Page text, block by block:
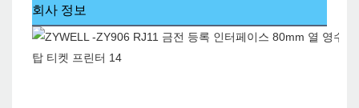
회사 정보